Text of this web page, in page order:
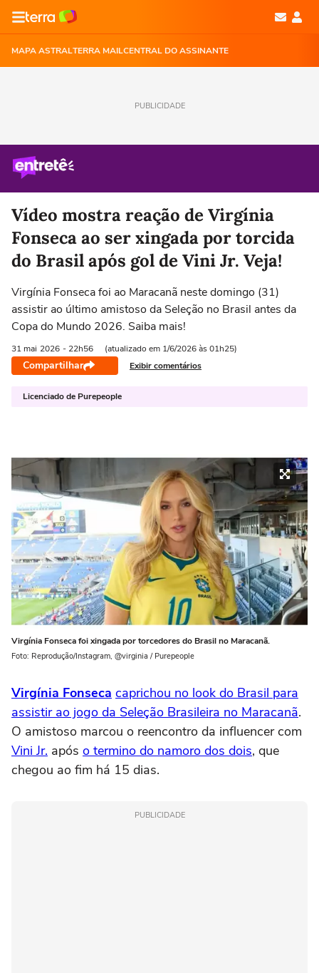
MAPA ASTRALTERRA MAILCENTRAL DO ASSINANTE
PUBLICIDADE
Vídeo mostra reação de Virgínia
Fonseca ao ser xingada por torcida
do Brasil após gol de Vini Jr. Veja!
Virgínia Fonseca foi ao Maracanã neste domingo (31)
assistir ao último amistoso da Seleção no Brasil antes da
Copa do Mundo 2026. Saiba mais!
31 mai 2026 - 22h56 (atualizado em 1/6/2026 às 01h25)
Compartilhar Exibir comentários
Licenciado de Purepeople
Virgínia Fonseca foi xingada por torcedores do Brasil no Maracanã.
Foto: Reprodução/Instagram, @virginia / Purepeople
Virgínia Fonseca caprichou no look do Brasil para
assistir ao jogo da Seleção Brasileira no Maracanã.
O amistoso marcou o reencontro da influencer com
Vini Jr. após o termino do namoro dos dois, que
chegou ao fim há 15 dias.
PUBLICIDADE